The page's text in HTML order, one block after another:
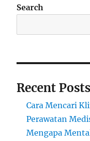
Search
Recent Posts
Cara Mencari
Perawatan
Mengapa